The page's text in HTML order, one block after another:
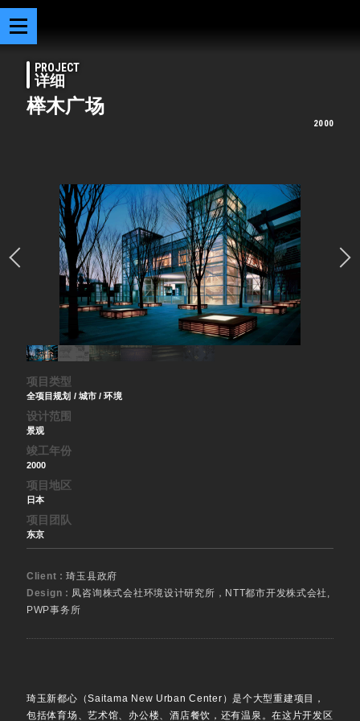
PROJECT
详细
榉木广场
2000
项目类型
全项目规划 / 城市 / 环境
设计范围
景观
竣工年份
2000
项目地区
日本
项目团队
东京
Client :琦玉县政府
Design : 凤咨询株式会社环境设计研究所，NTT都市开发株式会社,
PWP事务所
琦玉新都心（Saitama New Urban Center）是个大型重建项目，
包括体育场、艺术馆、办公楼、酒店餐饮，还有温泉。在这片开发区